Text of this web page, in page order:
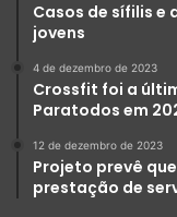
Casos de sífilis e
jovens
4 de dezembro de 2023
Crossfit foi a
Paratodos em
12 de dezembro de 2023
Projeto prevê
prestação de